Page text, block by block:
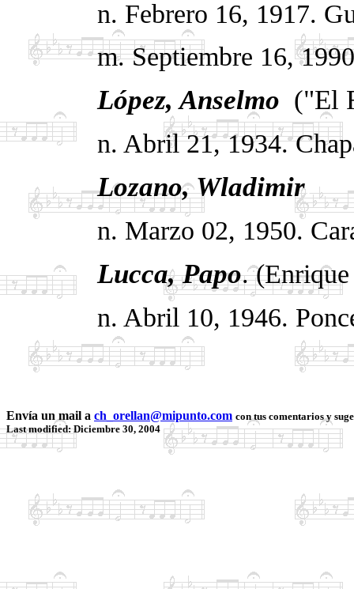
n. Febrero 16, 1917.
m. Septiembre 16,
López,Anselmo ("El
n. Abril 21, 1934.
Lozano, Wladimir.
n. Marzo 02, 1950.
Lucca, Papo.
n. Abril 10, 1946.
Envía un mail a ch_orellan@mipunto.com con tus comentarios y
Last modified: Diciembre 30, 2004